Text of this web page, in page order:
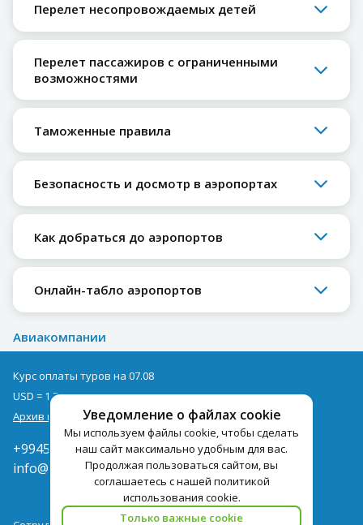
Перелет несопровождаемых детей
Перелет пассажиров с ограниченными
возможностями
Таможенные правила
Безопасность и досмотр в аэропортах
Как добраться до аэропортов
Онлайн-табло аэропортов
Авиакомпании
Уведомление о файлах cookie
Мы используем файлы cookie, чтобы сделать
наш сайт максимально удобным для вас.
Продолжая пользоваться сайтом, вы
соглашаетесь с нашей политикой
использования cookie.
Только важные cookie
Курс оплаты туров на 07.08
USD = 1,71
EUR = 1,97
Архив курсов
+994502285435
info@pegast.az